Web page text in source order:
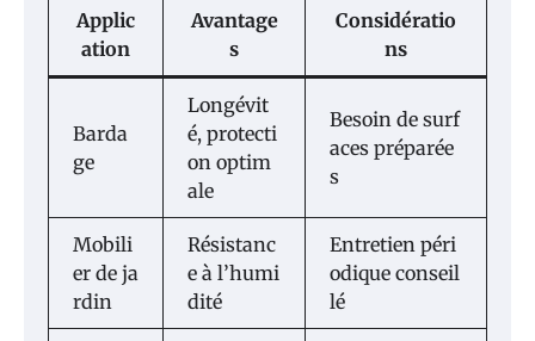
Applic
ation
Avantage
s
Considératio
ns
Barda
ge
Longévit
é, protecti
on optim
ale
Besoin de surf
aces préparée
s
Mobili
er de ja
rdin
Résistanc
e à l’humi
dité
Entretien péri
odique conseil
lé